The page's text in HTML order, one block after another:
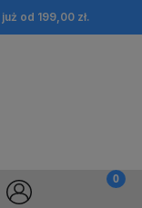
od 199,00 zł.